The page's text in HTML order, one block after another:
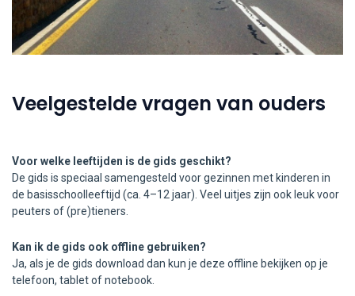
Veelgestelde vragen van ouders
Voor welke leeftijden is de gids geschikt?
De gids is speciaal samengesteld voor gezinnen met kinderen in
de basisschoolleeftijd (ca. 4–12 jaar). Veel uitjes zijn ook leuk voor
peuters of (pre)tieners.
Kan ik de gids ook offline gebruiken?
Ja, als je de gids download dan kun je deze offline bekijken op je
telefoon, tablet of notebook.